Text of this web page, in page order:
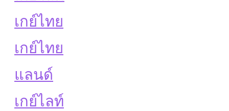
เกย์ไทย
เกย์ไทย
แลนด์
เกย์ไลท์